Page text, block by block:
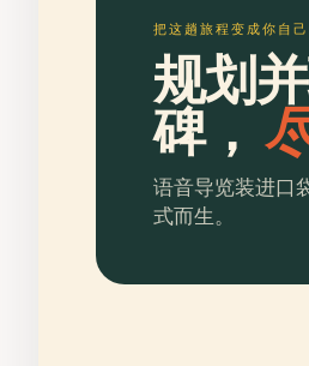
把这趟旅程变成你自己
规划
碑，
语音导览装进口
式而生。